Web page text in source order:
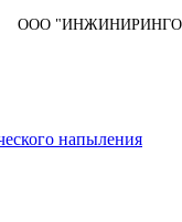
ООО
напыления